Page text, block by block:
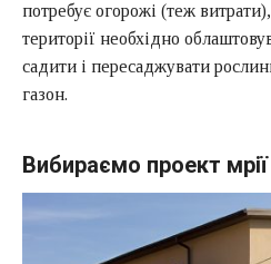
потребує огорожі (теж
території необхідно
садити і пересаджувати
газон.
Вибираємо проект мрії